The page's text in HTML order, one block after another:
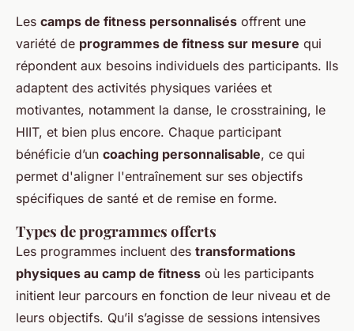
Les camps de fitness personnalisés offrent une
variété de programmes de fitness sur mesure qui
répondent aux besoins individuels des participants. Ils
adaptent des activités physiques variées et
motivantes, notamment la danse, le crosstraining, le
HIIT, et bien plus encore. Chaque participant
bénéficie d’un coaching personnalisable, ce qui
permet d'aligner l'entraînement sur ses objectifs
spécifiques de santé et de remise en forme.
Types de programmes offerts
Les programmes incluent des transformations
physiques au camp de fitness où les participants
initient leur parcours en fonction de leur niveau et de
leurs objectifs. Qu’il s’agisse de sessions intensives